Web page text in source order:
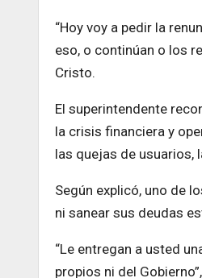
“Hoy voy a pedir la
eso, o continúan o los
Cristo.
El superintendente
la crisis financiera y
las quejas de usuarios,
Según explicó, uno de
ni sanear sus deudas
“Le entregan a usted
propios ni del